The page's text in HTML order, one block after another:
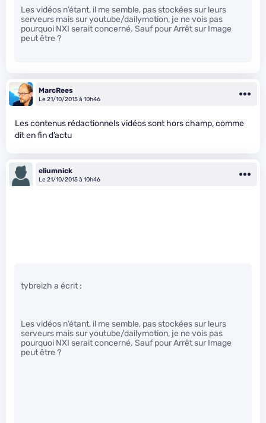
Les vidéos n’étant, il me semble, pas stockées sur leurs
serveurs mais sur youtube/dailymotion, je ne vois pas
pourquoi NXI serait concerné. Sauf pour Arrêt sur Image
peut être ?
MarcRees
Le 21/10/2015 à 10h46
Les contenus rédactionnels vidéos sont hors champ, comme
dit en fin d’actu
eliumnick
Le 21/10/2015 à 10h46
tybreizh a écrit :
Les vidéos n’étant, il me semble, pas stockées sur leurs
serveurs mais sur youtube/dailymotion, je ne vois pas
pourquoi NXI serait concerné. Sauf pour Arrêt sur Image
peut être ?